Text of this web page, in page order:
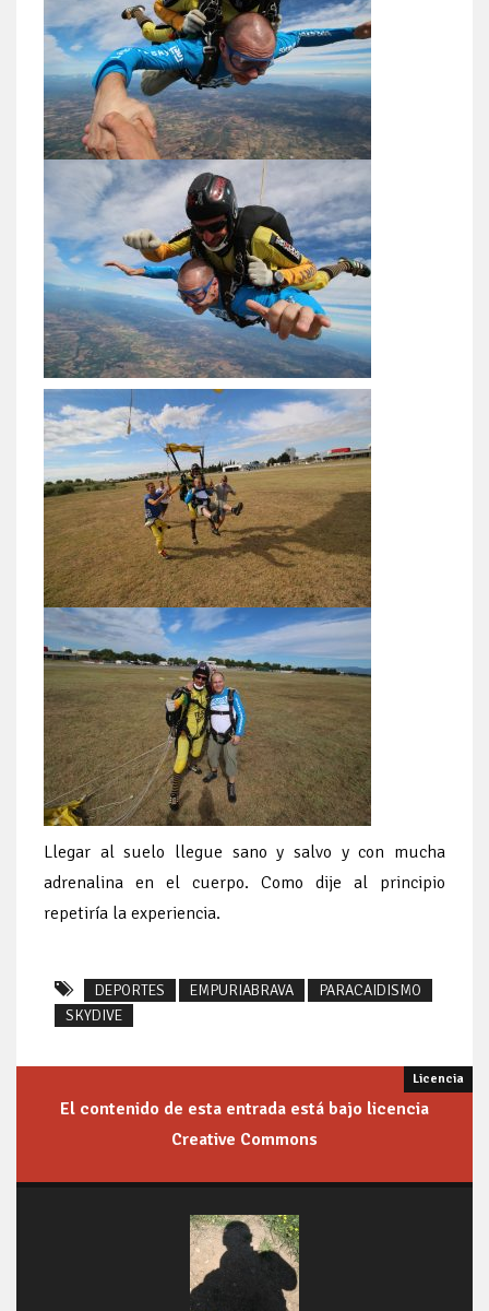
Llegar al suelo llegue sano y salvo y con mucha
adrenalina en el cuerpo. Como dije al principio
repetiría la experiencia.
DEPORTES EMPURIABRAVA
PARACAIDISMO
SKYDIVE
El contenido de esta entrada está bajo licencia
Creative Commons